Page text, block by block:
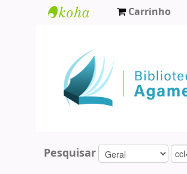
Agamenon
Magalhães
Carrinho
Pesquisar